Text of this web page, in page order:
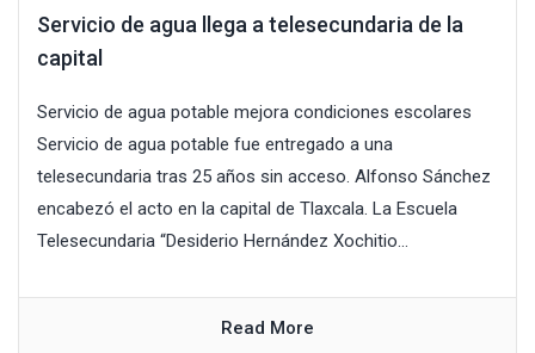
Servicio de agua llega a telesecundaria de la
capital
Servicio de agua potable mejora condiciones escolares
Servicio de agua potable fue entregado a una
telesecundaria tras 25 años sin acceso. Alfonso Sánchez
encabezó el acto en la capital de Tlaxcala. La Escuela
Telesecundaria “Desiderio Hernández Xochitio...
Read More